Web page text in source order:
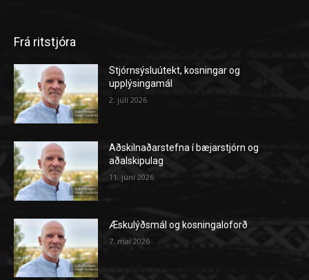
Frá ritstjóra
Stjórnsýsluútekt, kosningar og
upplýsingamál
2. júlí 2026
Aðskilnaðarstefna í bæjarstjórn og
aðalskipulag
11. júní 2026
Æskulýðsmál og kosningaloforð
7. maí 2026